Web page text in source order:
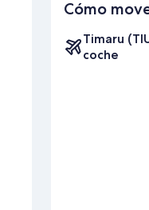
Cómo
Timaru
coche